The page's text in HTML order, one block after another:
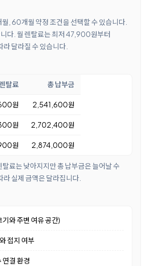
, 60개월 약정 조건을 선택할 수 있습니다.
다. 월 렌탈료는 최저 47,900원부터
달라질 수 있습니다.
탈료 총 납부금
원 2,541,600원
원 2,702,400원
원 2,874,000원
탈료는 낮아지지만 총 납부금은 늘어날 수
실제 금액은 달라집니다.
와 주변 여유 공간)
접지 여부
연결 환경